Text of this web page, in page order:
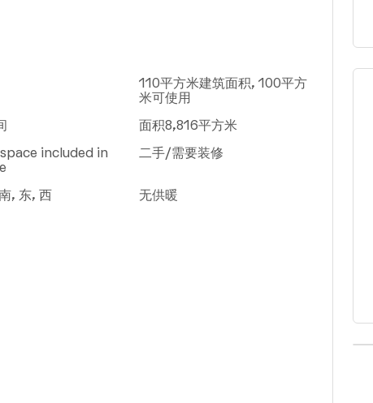
110平方米建筑面积, 100平方
米可使用
面积8,816平方米
included in
二手/需要装修
, 东, 西 无供暖